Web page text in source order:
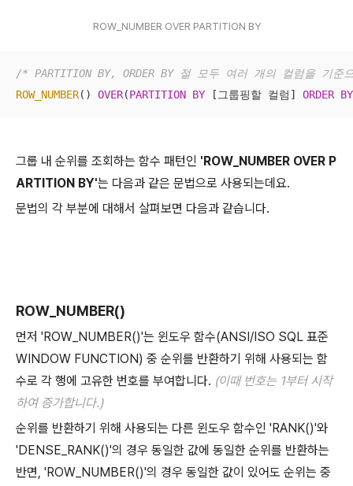
ROW_NUMBER OVER PARTITION BY
/* PARTITION BY, ORDER BY 절 모두 여러 개의 컬럼을 기
ROW_NUMBER() OVER(PARTITION BY [그룹핑할 컬럼] ORDER BY
그룹 내 순위를 조회하는 함수 패턴인 'ROW_NUMBER OVER P
ARTITION BY'는 다음과 같은 문법으로 사용되는데요.
문법의 각 부분에 대해서 살펴보면 다음과 같습니다.
ROW_NUMBER()
먼저 'ROW_NUMBER()'는 윈도우 함수(ANSI/ISO SQL 표준
WINDOW FUNCTION) 중 순위를 반환하기 위해 사용되는 함
수로 각 행에 고유한 번호를 부여합니다. (이때 번호는 1부터 시작
하여 증가합니다.)
순위를 반환하기 위해 사용되는 다른 윈도우 함수인 'RANK()'와
'DENSE_RANK()'의 경우 동일한 값에 동일한 순위를 반환하는
반면, 'ROW_NUMBER()'의 경우 동일한 값이 있어도 순위는 중